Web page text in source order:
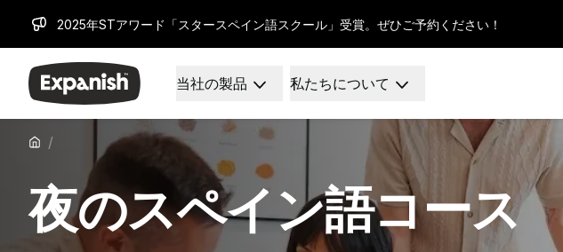
2025年STアワード「スタースペイン語スクール」受賞。ぜひご予約ください！
スペイン語学校
バルセロナ
バルセロナスペイン語学校
グループスペイン語クラス
夜のグループコース
長期コース
30歳以上向けプログラム
当社の製品
私たちは誰なのか
私たちのチーム
私たちの影響
キャリア
なぜ拡張するのか
指導方法
私たちについて
/
夜のスペイン語コース